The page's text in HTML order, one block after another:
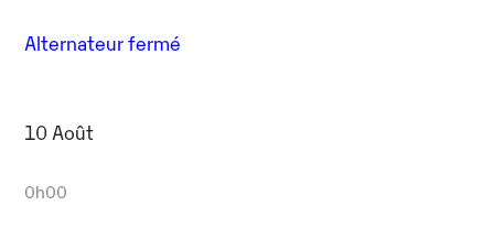
Alternateur fermé
10 Août
0h00